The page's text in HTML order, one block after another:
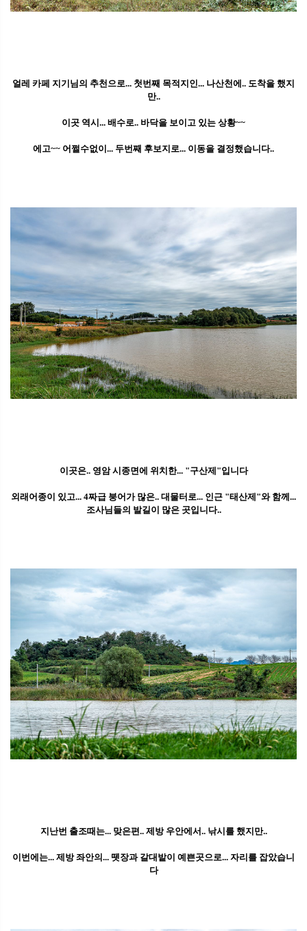
얼레 카페 지기님의 추천으로... 첫번째 목적지인... 나산천에.. 도착을 했지
만..
이곳 역시... 배수로.. 바닥을 보이고 있는 상황~~
에고~~ 어쩔수없이... 두번째 후보지로... 이동을 결정했습니다..
이곳은.. 영암 시종면에 위치한... "구산제"입니다
외래어종이 있고... 4짜급 붕어가 많은.. 대물터로... 인근 "태산제"와 함께...
조사님들의 발길이 많은 곳입니다..
지난번 출조때는... 맞은편.. 제방 우안에서.. 낚시를 했지만..
이번에는... 제방 좌안의... 뗏장과 갈대밭이 예쁜곳으로... 자리를 잡았습니
다